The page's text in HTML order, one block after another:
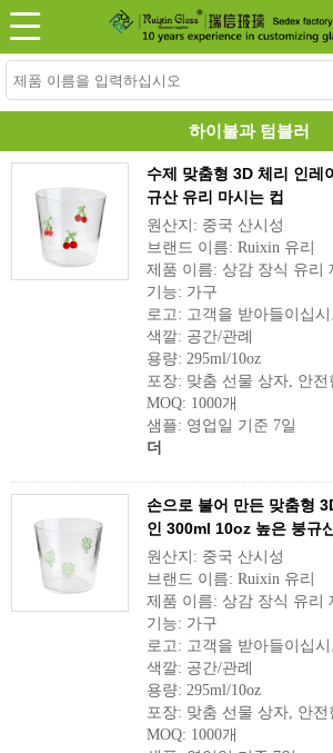
하이볼과 텀블러
수제 맞춤형 3D 체리 인
규산 유리 마시는 컵
원산지: 중국 산시성
브랜드 이름: Ruixin 유리
제품 이름: 상감 장식 유리
기능: 가구
로고: 고객을 받아들이십
색깔: 공간/관례
용량: 295ml/10oz
포장: 맞춤 선물 상자, 안전
MOQ: 1000개
샘플: 영업일 기준 7일
더
손으로 불어 만든 맞춤형
인 300ml 10oz 높은 붕규
원산지: 중국 산시성
브랜드 이름: Ruixin 유리
제품 이름: 상감 장식 유리
기능: 가구
로고: 고객을 받아들이십
색깔: 공간/관례
용량: 295ml/10oz
포장: 맞춤 선물 상자, 안전
MOQ: 1000개